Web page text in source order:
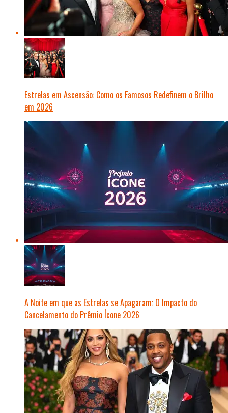
Estrelas em Ascensão: Como os Famosos Redefinem o Brilho
em 2026
A Noite em que as Estrelas se Apagaram: O Impacto do
Cancelamento do Prêmio Ícone 2026